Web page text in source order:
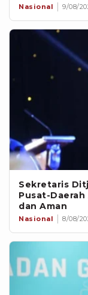
Nasional 9/08/
Sekretaris
Pusat-
dan Aman
Nasional 8/08/